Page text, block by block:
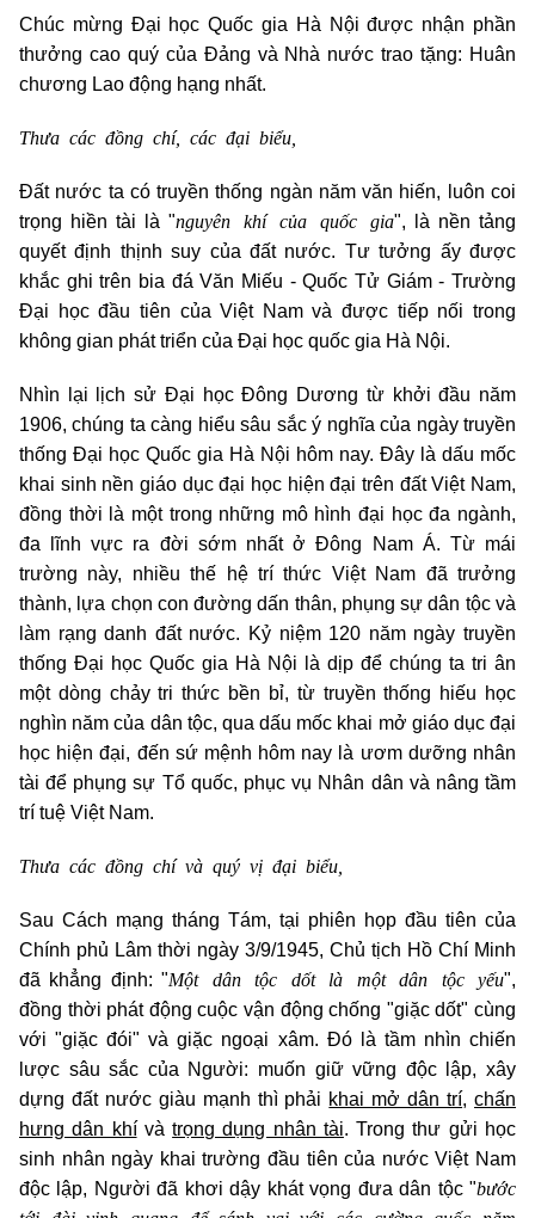
Chúc mừng Đại học Quốc gia Hà Nội được nhận phần
thưởng cao quý của Đảng và Nhà nước trao tặng: Huân
chương Lao động hạng nhất.
Thưa các đồng chí, các đại biểu,
Đất nước ta có truyền thống ngàn năm văn hiến, luôn coi
trọng hiền tài là "nguyên khí của quốc gia", là nền tảng
quyết định thịnh suy của đất nước. Tư tưởng ấy được
khắc ghi trên bia đá Văn Miếu - Quốc Tử Giám - Trường
Đại học đầu tiên của Việt Nam và được tiếp nối trong
không gian phát triển của Đại học quốc gia Hà Nội.
Nhìn lại lịch sử Đại học Đông Dương từ khởi đầu năm
1906, chúng ta càng hiểu sâu sắc ý nghĩa của ngày truyền
thống Đại học Quốc gia Hà Nội hôm nay. Đây là dấu mốc
khai sinh nền giáo dục đại học hiện đại trên đất Việt Nam,
đồng thời là một trong những mô hình đại học đa ngành,
đa lĩnh vực ra đời sớm nhất ở Đông Nam Á. Từ mái
trường này, nhiều thế hệ trí thức Việt Nam đã trưởng
thành, lựa chọn con đường dấn thân, phụng sự dân tộc và
làm rạng danh đất nước. Kỷ niệm 120 năm ngày truyền
thống Đại học Quốc gia Hà Nội là dịp để chúng ta tri ân
một dòng chảy tri thức bền bỉ, từ truyền thống hiếu học
nghìn năm của dân tộc, qua dấu mốc khai mở giáo dục đại
học hiện đại, đến sứ mệnh hôm nay là ươm dưỡng nhân
tài để phụng sự Tổ quốc, phục vụ Nhân dân và nâng tầm
trí tuệ Việt Nam.
Thưa các đồng chí và quý vị đại biểu,
Sau Cách mạng tháng Tám, tại phiên họp đầu tiên của
Chính phủ Lâm thời ngày 3/9/1945, Chủ tịch Hồ Chí Minh
đã khẳng định: "Một dân tộc dốt là một dân tộc yếu",
đồng thời phát động cuộc vận động chống "giặc dốt" cùng
với "giặc đói" và giặc ngoại xâm. Đó là tầm nhìn chiến
lược sâu sắc của Người: muốn giữ vững độc lập, xây
dựng đất nước giàu mạnh thì phải khai mở dân trí,chấn
hưng dân khívàtrọng dụng nhân tài. Trong thư gửi học
sinh nhân ngày khai trường đầu tiên của nước Việt Nam
độc lập, Người đã khơi dậy khát vọng đưa dân tộc "bước